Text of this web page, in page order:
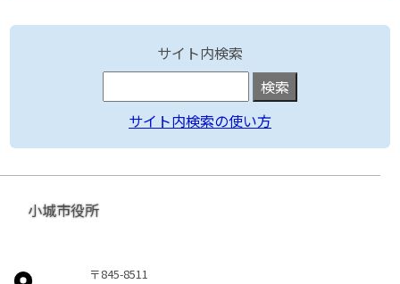
サイト内検索
サイト内検索の使い方
小城市役所
〒845-8511